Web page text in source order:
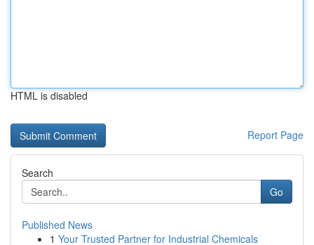
HTML is disabled
Report Page
Search
Go
Published News
1 Your Trusted Partner for Industrial Chemicals